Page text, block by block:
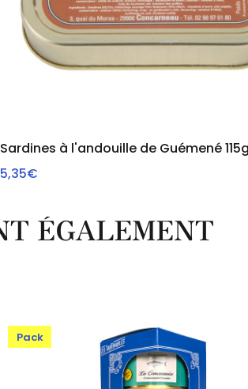
Sardines à l'andouille de Guémené 115g
5,35€
ÉGALEMENT
Pack